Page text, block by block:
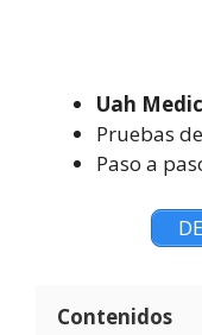
Uah
Pruebas
Paso a
Contenidos